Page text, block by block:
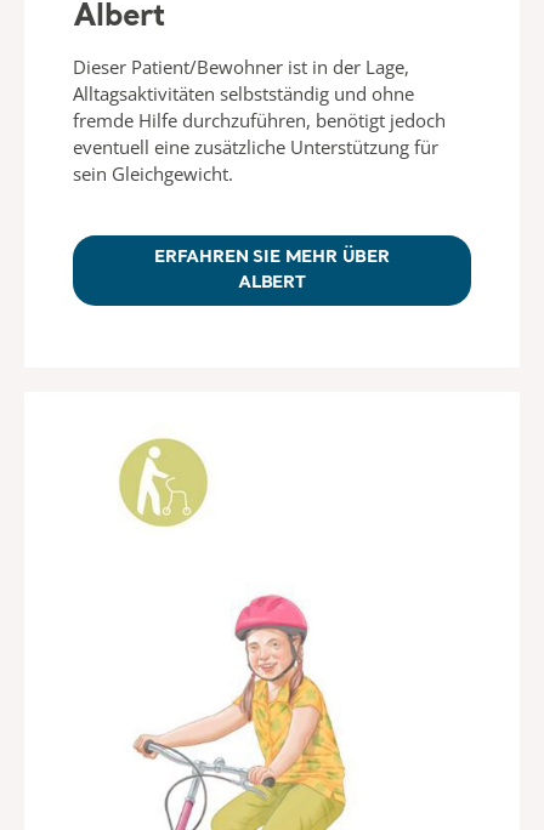
Albert
Dieser Patient/Bewohner ist in der Lage,
Alltagsaktivitäten selbstständig und ohne
fremde Hilfe durchzuführen, benötigt jedoch
eventuell eine zusätzliche Unterstützung für
sein Gleichgewicht.
ERFAHREN SIE MEHR ÜBER
ALBERT